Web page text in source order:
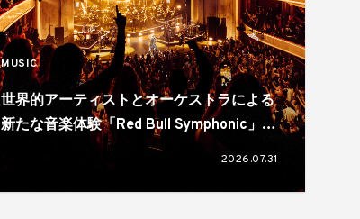
MUSIC
世界的アーティストとオーケストラによる
新たな音楽体験「Red Bull Symphonic」が
日本初上陸。11月に大阪、福岡、仙台、横
2026.07.31